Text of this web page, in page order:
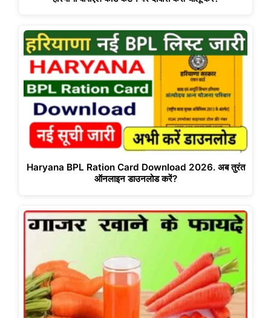
Haryana BPL Ration Card Download 2026. अब तुरंत
ऑनलाइन डाउनलोड करें?